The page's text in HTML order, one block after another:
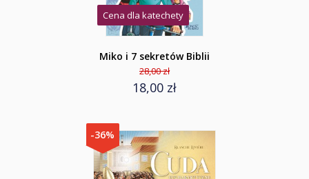
Cena dla katechety
Miko i 7 sekretów Biblii
28,00 zł
18,00 zł
-36%